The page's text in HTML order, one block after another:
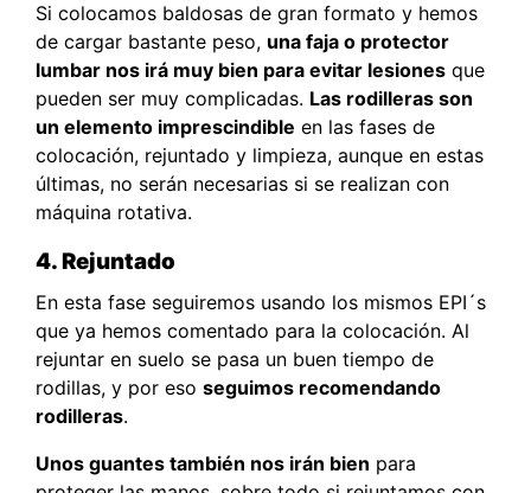
Si colocamos baldosas de gran formato y hemos
de cargar bastante peso, una faja o protector
lumbar nos irá muy bien para evitar lesiones que
pueden ser muy complicadas. Las rodilleras son
un elemento imprescindible en las fases de
colocación, rejuntado y limpieza, aunque en estas
últimas, no serán necesarias si se realizan con
máquina rotativa.
4. Rejuntado
En esta fase seguiremos usando los mismos EPI´s
que ya hemos comentado para la colocación. Al
rejuntar en suelo se pasa un buen tiempo de
rodillas, y por eso seguimos recomendando
rodilleras.
Unos guantes también nos irán bien para